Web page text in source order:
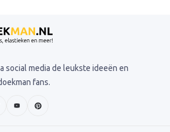
social media de leukste ideeën en
fans.